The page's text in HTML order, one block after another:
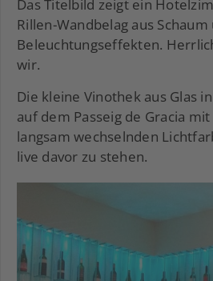
Das Titelbild zeigt ein
Rillen-Wandbelag aus
Beleuchtungseffekten.
wir.
Die kleine Vinothek aus Glas
auf dem Passeig de Gracia
langsam wechselnden
live davor zu stehen.